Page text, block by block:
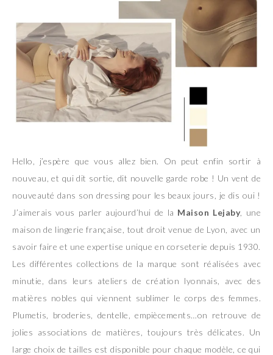
Hello, j’espère que vous allez bien. On peut enfin sortir à
nouveau, et qui dit sortie, dit nouvelle garde robe ! Un vent de
nouveauté dans son dressing pour les beaux jours, je dis oui !
J’aimerais vous parler aujourd’hui de la Maison Lejaby, une
maison de lingerie française, tout droit venue de Lyon, avec un
savoir faire et une expertise unique en corseterie depuis 1930.
Les différentes collections de la marque sont réalisées avec
minutie, dans leurs ateliers de création lyonnais, avec des
matières nobles qui viennent sublimer le corps des femmes.
Plumetis, broderies, dentelle, empiècements…on retrouve de
jolies associations de matières, toujours très délicates. Un
large choix de tailles est disponible pour chaque modèle, ce qui